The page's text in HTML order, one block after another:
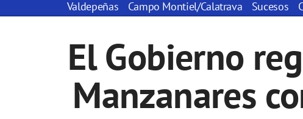
Valdepeñas Campo Montiel/Calatrava Sucesos
El Gobierno
Manzanares